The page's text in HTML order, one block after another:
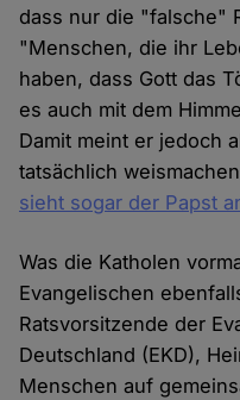
dass nur die "falsche"
"Menschen, die ihr
haben, dass Gott das
es auch mit dem
Damit meint er jedoch
tatsächlich
sieht sogar der Papst
Was die Katholen
Evangelischen
Ratsvorsitzende der
Deutschland (EKD),
Menschen auf